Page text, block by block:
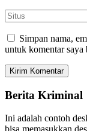
Simpan nama,
untuk komentar saya
Berita Kriminal
Ini adalah contoh